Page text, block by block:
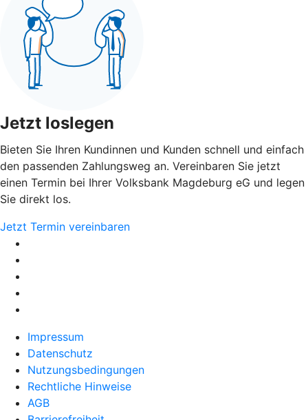
Jetzt loslegen
Bieten Sie Ihren Kundinnen und Kunden schnell und einfach
den passenden Zahlungsweg an. Vereinbaren Sie jetzt
einen Termin bei Ihrer Volksbank Magdeburg eG und legen
Sie direkt los.
Jetzt Termin vereinbaren
Impressum
Datenschutz
Nutzungsbedingungen
Rechtliche Hinweise
AGB